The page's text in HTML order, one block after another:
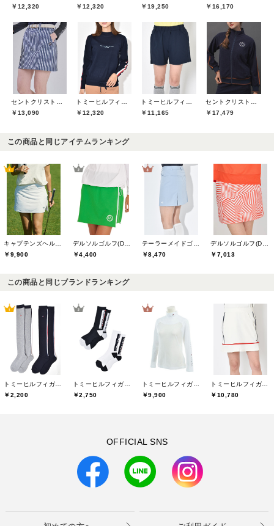
￥12,320
￥12,320
￥19,250
￥16,170
セントクリストファーゴルフ(St.ChristopherGolf)
￥13,090
トミーヒルフィガーゴルフ(TOMMY HILFIGER GOLF)
￥12,320
トミーヒルフィガーゴルフ(TOMMY HILFIGER GOLF)
￥11,165
セントクリストファーゴルフ(St.ChristopherGolf)
￥17,479
この商品と同じアイテムランキング
キャプテンズヘルムゴルフ(Captains Helm Golf)
￥9,900
デルソルゴルフ(DELSOL GOLF)
￥4,400
テーラーメイドゴルフ(TaylorMade Golf)
￥8,470
デルソルゴルフ(DELSOL GOLF)
￥7,013
この商品と同じブランドランキング
￥2,200
￥2,750
￥9,900
￥10,780
OFFICIAL SNS